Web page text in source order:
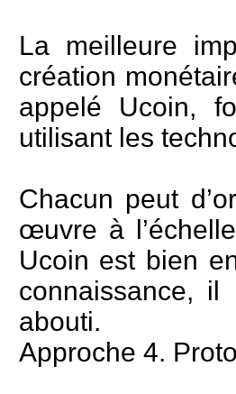
La meilleure
création
appelé Ucoin,
utilisant les
Chacun peut
œuvre à
Ucoin est bien
connaissance, il
abouti.
Approche 4.